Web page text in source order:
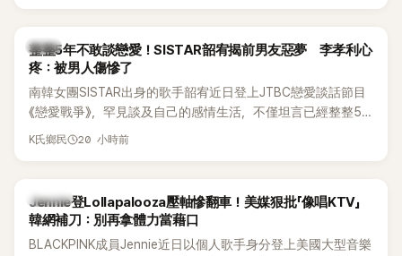
韓星
整整5年不敢談戀愛！SISTAR韶宥揭前男友惡夢 李孝利心
疼：被男人傷慘了
南韓女團SISTAR出身的歌手韶宥近日登上JTBC戀愛談話節目
《戀愛戰爭》，罕見談及自己的感情生活，不僅坦言已經整整5
年沒有談戀愛，更首度透露空窗至今的原因，全與上一段戀情
K氏鄉民 20 小時前
K-POP
Jennie登Lollapalooza壓軸慘翻車！美媒狠批「像唱KTV」
韓網補刀：別再拿體力當藉口
BLACKPINK成員Jennie近日以個人歌手身分登上美國大型音樂